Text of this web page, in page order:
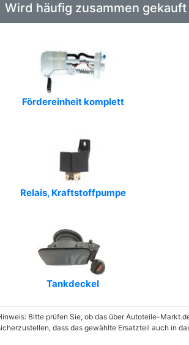
NIFEA
STC
VEMA
Wird häufig zusammen gekauft
Fördereinheit komplett
Relais, Kraftstoffpumpe
Tankdeckel
Bitte prüfen Sie, ob das über Autoteile-
dass das gewählte Ersatzteil auch in